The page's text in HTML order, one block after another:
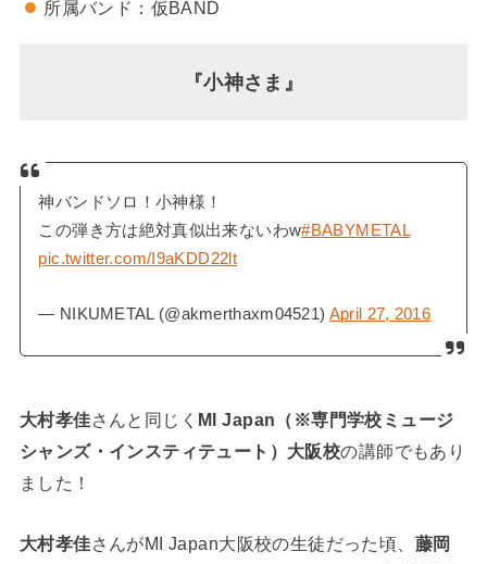
所属バンド：仮BAND
『小神さま』
神バンドソロ！小神様！
この弾き方は絶対真似出来ないわw#BABYMETAL
pic.twitter.com/I9aKDD22lt
— NIKUMETAL (@akmerthaxm04521) April 27, 2016
大村孝佳さんと同じく MI Japan（※専門学校ミュージ
シャンズ・インスティテュート）大阪校の講師でもあり
ました！
大村孝佳さんがMI Japan大阪校の生徒だった頃、 藤岡